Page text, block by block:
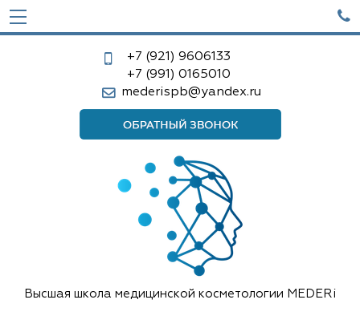

+7 (921) 9606133
+7 (991) 0165010
mederispb@yandex.ru
Высшая школа медицинской косметологии MEDERi